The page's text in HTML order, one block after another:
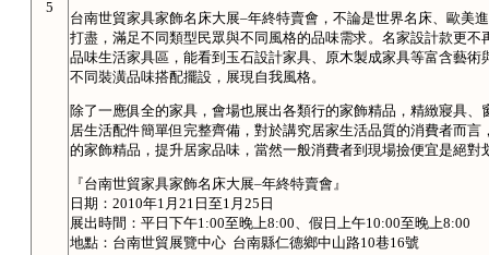
5
台南世貿家具家飾名床大展–年終特賣會，不論是世界名床、歐美
打盡，滿足不同類型民眾與不同風格的品味需求。名家設計款更
品味生活家具區，能看到玉石設計家具、原木製成家具等富含藝
不同裝潢品味搭配擺設，展現自我風格。
除了一應俱全的家具，會場也展出各類行的家飾精品，精緻寢具
居生活配件簡單但完整齊備，對於講究居家生活品質的消費者而
的家飾精品，提升居家品味，當然一般消費者到現場撿便宜是絕對
『台南世貿家具家飾名床大展–年終特賣會』
日期：2010年1月21日至1月25日
展出時間：平日下午1:00至晚上8:00、假日上午10:00至晚上8:00
地點：台南世貿展覽中心 台南縣仁德鄉中山路10巷16號